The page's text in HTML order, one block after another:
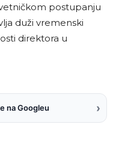
postupanju
duži vremenski
direktora u
na Googleu ›